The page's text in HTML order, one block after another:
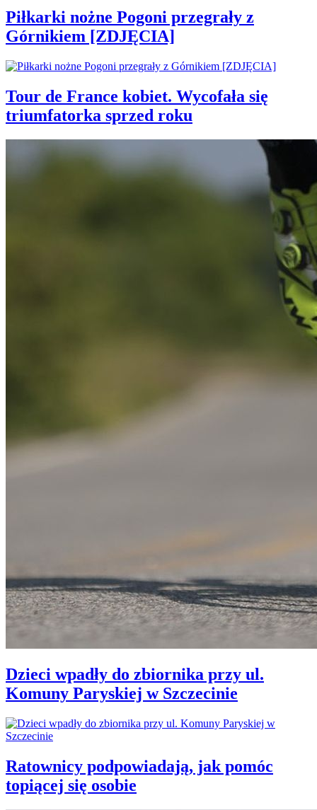
Piłkarki nożne Pogoni przegrały z
Górnikiem [ZDJĘCIA]
Tour de France kobiet. Wycofała się
triumfatorka sprzed roku
Dzieci wpadły do zbiornika przy ul.
Komuny Paryskiej w Szczecinie
Ratownicy podpowiadają, jak pomóc
topiącej się osobie